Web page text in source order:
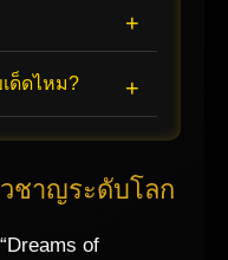
ด็ดไหม?
ชาญระดับโลก
of